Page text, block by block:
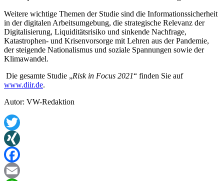
Weitere wichtige Themen der Studie sind die Informationssicherheit
in der digitalen Arbeitsumgebung, die strategische Relevanz der
Digitalisierung, Liquiditätsrisiko und sinkende Nachfrage,
Katastrophen- und Krisenvorsorge mit Lehren aus der Pandemie,
der steigende Nationalismus und soziale Spannungen sowie der
Klimawandel.
Die gesamte Studie „Risk in Focus 2021“ finden Sie auf
www.diir.de.
Autor: VW-Redaktion
Twitter
XING
Facebook